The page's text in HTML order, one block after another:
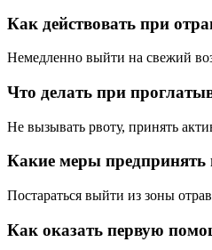
Как действовать при
Немедленно выйти на свежий
Что делать при
Не вызывать рвоту, принять
Какие меры предпринять
Постараться выйти из зоны
Как оказать первую